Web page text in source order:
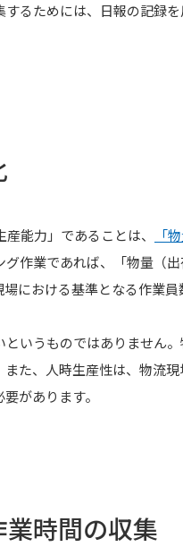
るためには、日報の記録
能力」であることは、
「
作業であれば、「物量（
における基準となる作業員
いうものではありません
た、人時生産性は、物流
があります。
時間の収集